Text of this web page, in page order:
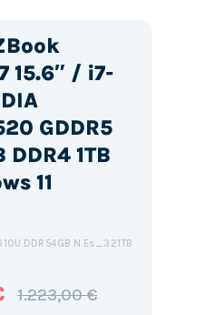
15.6″ / i7-
GDDR5
1TB
11
1.223,00 €